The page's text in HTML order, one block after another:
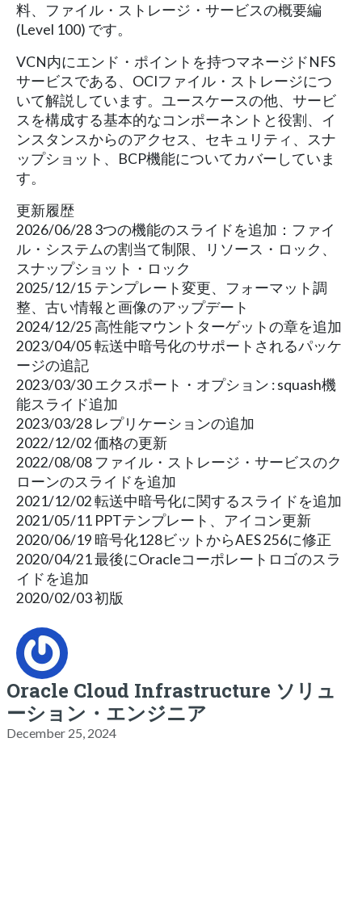
料、ファイル・ストレージ・サービスの概要編
(Level 100) です。
VCN内にエンド・ポイントを持つマネージドNFS
サービスである、OCIファイル・ストレージにつ
いて解説しています。ユースケースの他、サービ
スを構成する基本的なコンポーネントと役割、イ
ンスタンスからのアクセス、セキュリティ、スナ
ップショット、BCP機能についてカバーしていま
す。
更新履歴
2026/06/28 3つの機能のスライドを追加：ファイ
ル・システムの割当て制限、リソース・ロック、
スナップショット・ロック
2025/12/15 テンプレート変更、フォーマット調
整、古い情報と画像のアップデート
2024/12/25 高性能マウントターゲットの章を追加
2023/04/05 転送中暗号化のサポートされるパッケ
ージの追記
2023/03/30 エクスポート・オプション : squash機
能スライド追加
2023/03/28 レプリケーションの追加
2022/12/02 価格の更新
2022/08/08 ファイル・ストレージ・サービスのク
ローンのスライドを追加
2021/12/02 転送中暗号化に関するスライドを追加
2021/05/11 PPTテンプレート、アイコン更新
2020/06/19 暗号化128ビットからAES 256に修正
2020/04/21 最後にOracleコーポレートロゴのスラ
イドを追加
2020/02/03 初版
Oracle Cloud Infrastructure ソリュ
ーション・エンジニア
December 25, 2024